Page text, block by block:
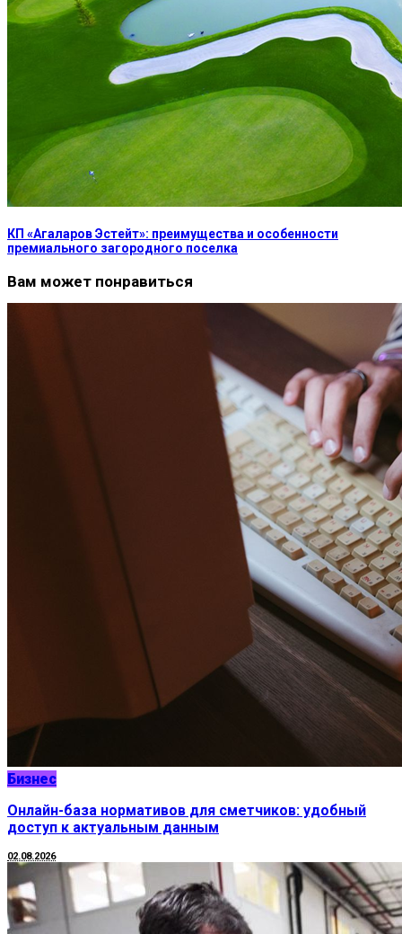
КП «Агаларов Эстейт»: преимущества и особенности
премиального загородного поселка
Вам может понравиться
Бизнес
Онлайн-база нормативов для сметчиков: удобный
доступ к актуальным данным
02.08.2026